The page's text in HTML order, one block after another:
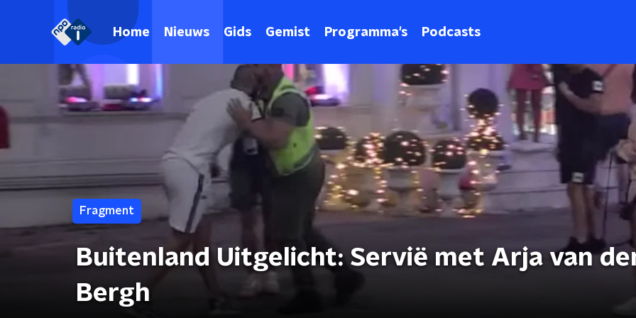
Home Nieuws Gids Gemist Programma's Podcasts
Fragment
Buitenland Uitgelicht: Servië met Arja van
Bergh